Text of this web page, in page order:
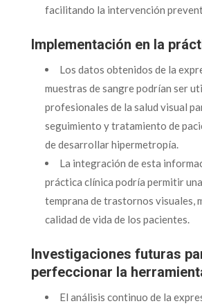
facilitando la intervención
Implementación en la
Los datos obtenidos de la
muestras de sangre podrían ser
profesionales de la salud visual
seguimiento y tratamiento de
de desarrollar hipermetropía.
La integración de esta
práctica clínica podría permitir
temprana de trastornos visuales,
calidad de vida de los pacientes.
Investigaciones futuras
perfeccionar la
El análisis continuo de la